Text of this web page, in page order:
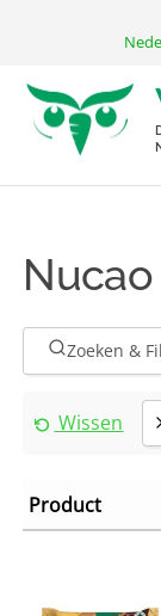
inhoud
Nucao
Zoeken &
Wissen
Product